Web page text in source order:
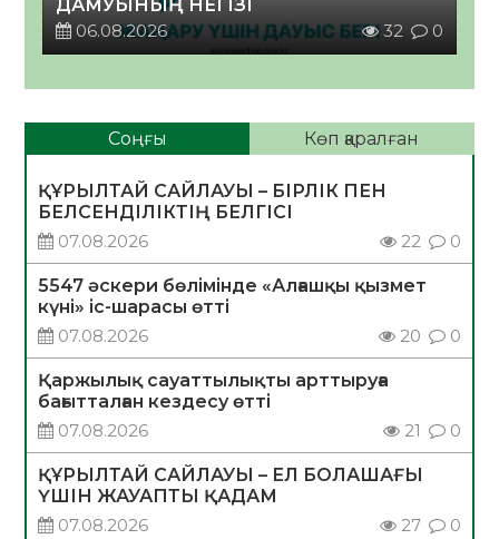
ДАМУЫНЫҢ НЕГІЗІ
06.08.2026
32 0
Соңғы Көп қаралған
ҚҰРЫЛТАЙ САЙЛАУЫ – БІРЛІК ПЕН
БЕЛСЕНДІЛІКТІҢ БЕЛГІСІ
07.08.2026
22 0
5547 әскери бөлімінде «Алғашқы қызмет
күні» іс-шарасы өтті
07.08.2026
20 0
Қаржылық сауаттылықты арттыруға
бағытталған кездесу өтті
07.08.2026
21 0
ҚҰРЫЛТАЙ САЙЛАУЫ – ЕЛ БОЛАШАҒЫ
ҮШІН ЖАУАПТЫ ҚАДАМ
07.08.2026
27 0